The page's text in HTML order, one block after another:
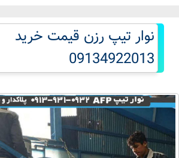
نوار تیپ رزن قیمت خرید
09134922013